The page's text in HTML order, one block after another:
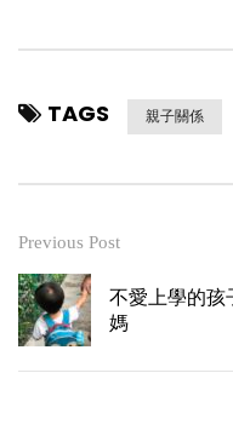
TAGS 親子關係
Previous Post
不愛上學的孩
媽